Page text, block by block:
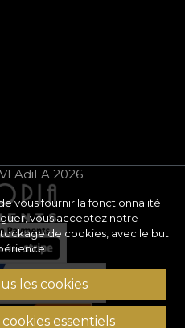
vous fournir la fonctionnalité
vous acceptez notre
de cookies, avec le but
les cookies
essentiels
2026